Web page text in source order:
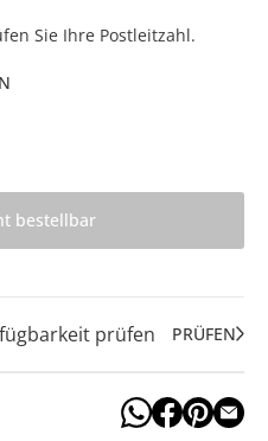
Sie Ihre Postleitzahl.
bestellbar
prüfen PRÜFEN